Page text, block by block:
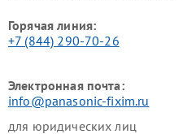
Горячая линия:
+7 (844) 290-70-26
Электронная почта:
info@panasonic-fixim.ru
для юридических лиц